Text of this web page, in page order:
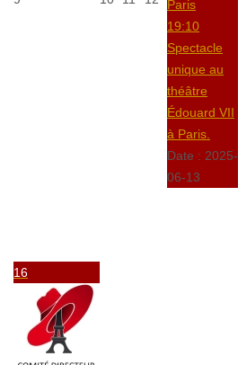
Paris
19:10
Spectacle
unique au
théâtre
Édouard VII
à Paris.
Date : 2025-
06-13
16